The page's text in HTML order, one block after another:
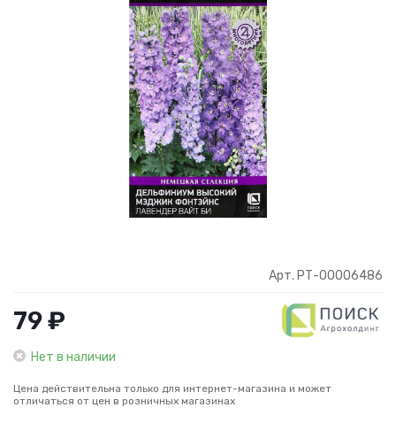
Арт. РТ-00006486
79 ₽
Нет в наличии
Цена действительна только для интернет-магазина и может
отличаться от цен в розничных магазинах